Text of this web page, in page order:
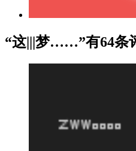
“这|||梦……”有64条